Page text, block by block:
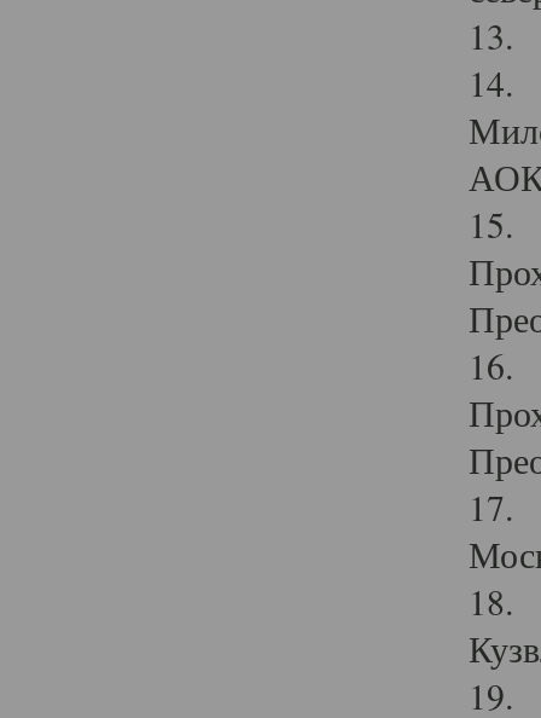
13.
14.
15.
16.
17.
18.
19.